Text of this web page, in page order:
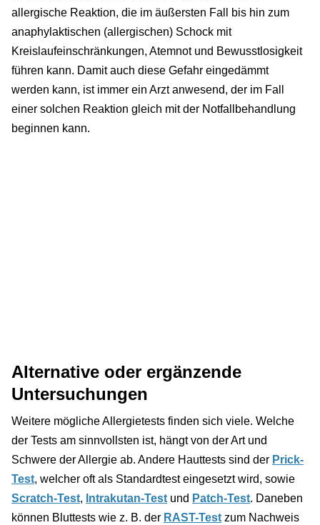
allergische Reaktion, die im äußersten Fall bis hin zum
anaphylaktischen (allergischen) Schock mit
Kreislaufeinschränkungen, Atemnot und Bewusstlosigkeit
führen kann. Damit auch diese Gefahr eingedämmt
werden kann, ist immer ein Arzt anwesend, der im Fall
einer solchen Reaktion gleich mit der Notfallbehandlung
beginnen kann.
Alternative oder ergänzende
Untersuchungen
Weitere mögliche Allergietests finden sich viele. Welche
der Tests am sinnvollsten ist, hängt von der Art und
Schwere der Allergie ab. Andere Hauttests sind der Prick-
Test, welcher oft als Standardtest eingesetzt wird, sowie
Scratch-Test, Intrakutan-Test und Patch-Test. Daneben
können Bluttests wie z. B. der RAST-Test zum Nachweis